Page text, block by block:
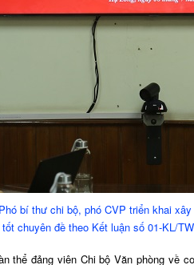
bí thư chi bộ, phó CVP triển khai
chuyên đề theo Kết luận số 01-KL/
thể đảng viên Chi bộ Văn phòng về